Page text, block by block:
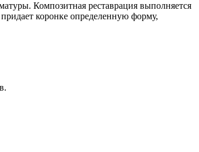
Композитная реставрация выполняется
придает коронке определенную форму,